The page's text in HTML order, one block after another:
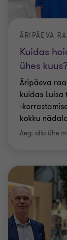
Kuidas
ühes kuus?
ÄRIPÄEVA
Äripäeva
kuidas
-
kokku
Aeg: alla ühe